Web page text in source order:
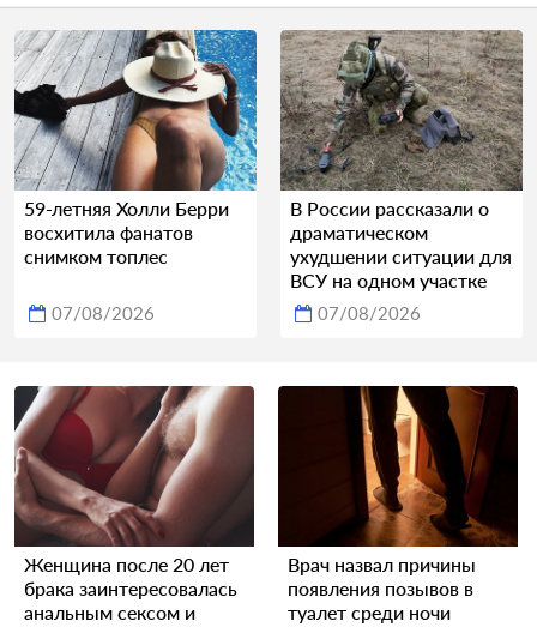
59-летняя Холли Берри
восхитила фанатов
снимком топлес
07/08/2026
В России рассказали о
драматическом
ухудшении ситуации для
ВСУ на одном участке
07/08/2026
Женщина после 20 лет
брака заинтересовалась
анальным сексом и
Врач назвал причины
появления позывов в
туалет среди ночи